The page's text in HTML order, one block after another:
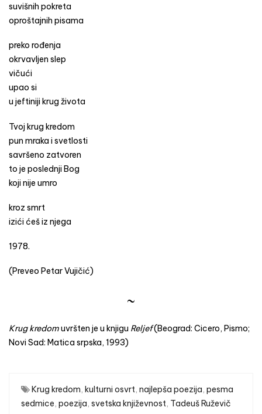
suvišnih pokreta
oproštajnih pisama
preko rođenja
okrvavljen slep
vičući
upao si
u jeftiniji krug života
Tvoj krug kredom
pun mraka i svetlosti
savršeno zatvoren
to je poslednji Bog
koji nije umro
kroz smrt
izići ćeš iz njega
1978.
(Preveo Petar Vujičić)
~
Krug kredomuvršten je u knjigu Reljef(Beograd: Cicero, Pismo;
Novi Sad: Matica srpska, 1993)
Krug kredom, kulturni osvrt, najlepša poezija, pesma
sedmice, poezija, svetska književnost, Tadeuš Ruževič